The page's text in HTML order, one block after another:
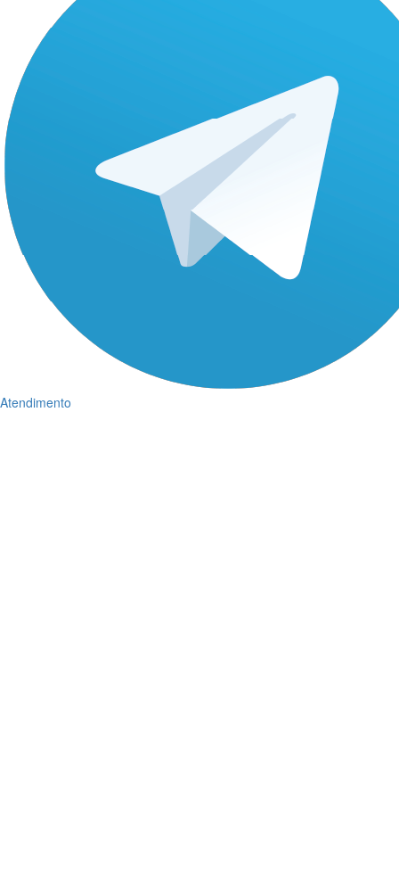
Atendimento